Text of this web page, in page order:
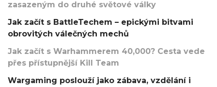
zasazeným do druhé světové války
Jak začít s BattleTechem – epickými bitvami
obrovitých válečných mechů
Jak začít s Warhammerem 40,000? Cesta vede
přes přístupnější Kill Team
Wargaming poslouží jako zábava, vzdělání i